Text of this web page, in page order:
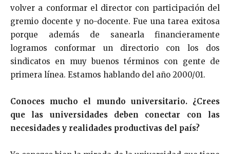
volver a conformar el director con participación del
gremio docente y no-docente. Fue una tarea exitosa
porque además de sanearla financieramente
logramos conformar un directorio con los dos
sindicatos en muy buenos términos con gente de
primera línea. Estamos hablando del año 2000/01.
Conoces mucho el mundo universitario. ¿Crees
que las universidades deben conectar con las
necesidades y realidades productivas del país?